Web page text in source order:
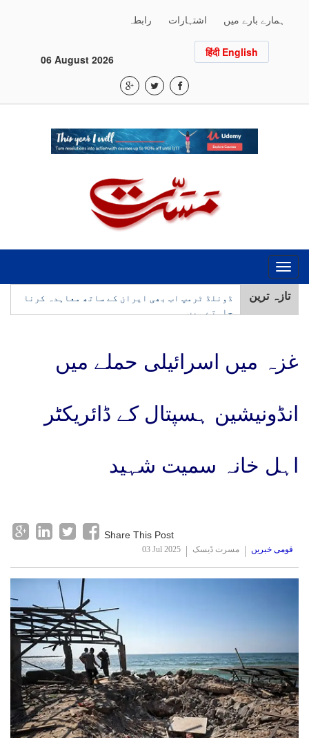
ہمارے بارے میں اشتہارات رابطہ
06 August 2026
हिंदी English
Toggle
navigation
تازہ ترین
ڈونلڈ ٹرمپ اب بھی ایران کے ساتھ معاہدہ کرنا
چاہتے ہیں
غزہ میں اسرائیلی حملے میں
انڈونیشین ہسپتال کے ڈائریکٹر
اہل خانہ سمیت شہید
Share This Post
03 Jul 2025 مسرت ڈیسک قومی خبریں